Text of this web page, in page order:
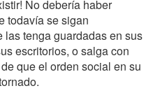
No debería haber
todavía se sigan
las tenga guardadas en sus
escritorios, o salga con
que el orden social en su